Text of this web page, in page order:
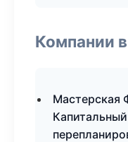
Компании
Мастерская